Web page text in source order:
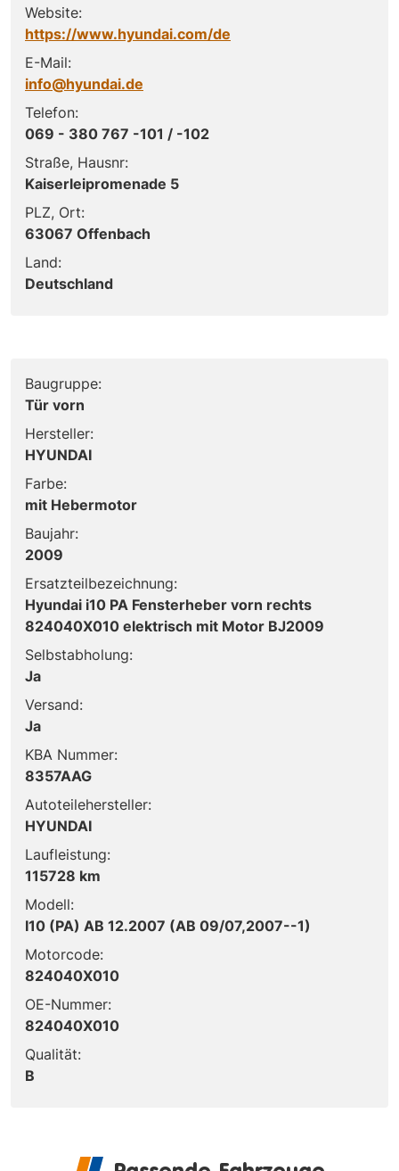
Website:
https://www.hyundai.com/de
E-Mail:
info@hyundai.de
Telefon:
069 - 380 767 -101 / -102
Straße, Hausnr:
Kaiserleipromenade 5
PLZ, Ort:
63067 Offenbach
Land:
Deutschland
Baugruppe:
Tür vorn
Hersteller:
HYUNDAI
Farbe:
mit Hebermotor
Baujahr:
2009
Ersatzteilbezeichnung:
Hyundai i10 PA Fensterheber vorn rechts
824040X010 elektrisch mit Motor BJ2009
Selbstabholung:
Ja
Versand:
Ja
KBA Nummer:
8357AAG
Autoteilehersteller:
HYUNDAI
Laufleistung:
115728 km
Modell:
I10 (PA) AB 12.2007 (AB 09/07,2007--1)
Motorcode:
824040X010
OE-Nummer:
824040X010
Qualität:
B